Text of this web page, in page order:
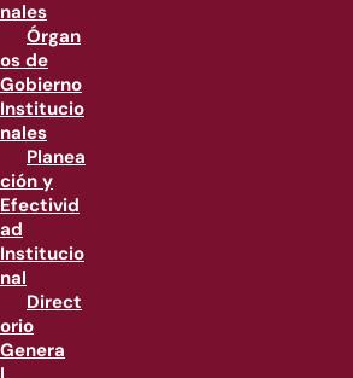
nales
Órgan
os de
Gobierno
Institucio
nales
Planea
ción y
Efectivid
ad
Institucio
nal
Direct
orio
Genera